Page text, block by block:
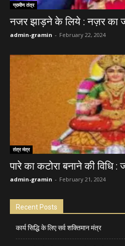
ग्रामीण तंत्र
नजर झाड़ने के लिये : नज़र का
admin-gramin - February 22, 2024
तंत्र मंत्र
पारे का कटोरा बनाने की विधि
admin-gramin - February 21, 2024
Recent Posts
कार्य सिद्धि के लिए सर्व शक्तिमान मंत्र